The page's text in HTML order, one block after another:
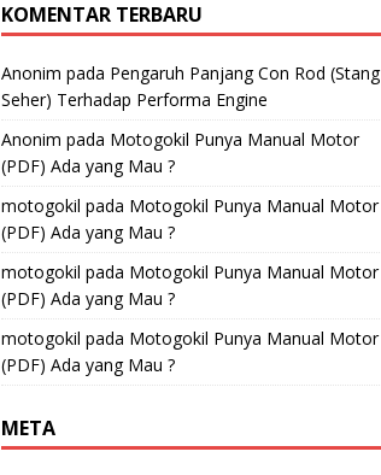
KOMENTAR TERBARU
Anonim pada Pengaruh Panjang Con Rod (Stang
Seher) Terhadap Performa Engine
Anonim pada Motogokil Punya Manual Motor
(PDF) Ada yang Mau ?
motogokil pada Motogokil Punya Manual Motor
(PDF) Ada yang Mau ?
motogokil pada Motogokil Punya Manual Motor
(PDF) Ada yang Mau ?
motogokil pada Motogokil Punya Manual Motor
(PDF) Ada yang Mau ?
META